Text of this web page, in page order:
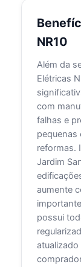
NR10
Além da
Elétricas
com
falhas e
pequenas
reformas.
Jardim
aumente
possui